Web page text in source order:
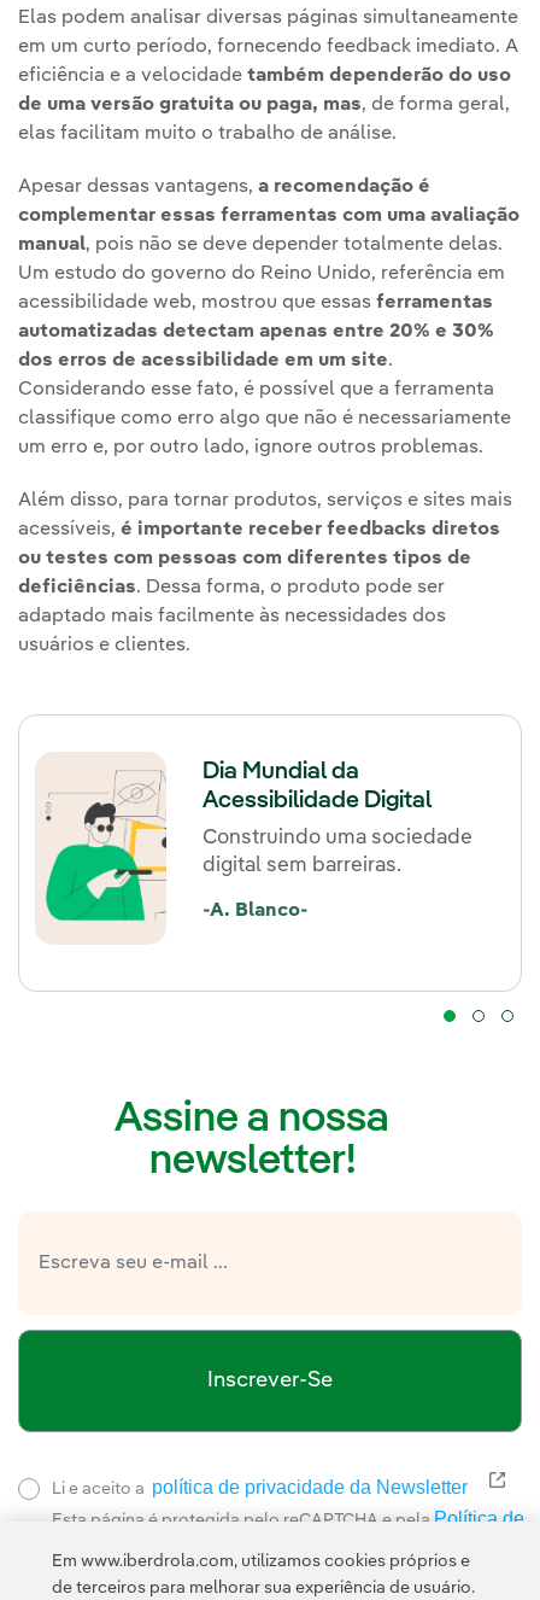
Elas podem analisar diversas páginas simultaneamente
em um curto período, fornecendo feedback imediato. A
eficiência e a velocidade também dependerão do uso
de uma versão gratuita ou paga, mas, de forma geral,
elas facilitam muito o trabalho de análise.
Apesar dessas vantagens, a recomendação é
complementar essas ferramentas com uma avaliação
manual, pois não se deve depender totalmente delas.
Um estudo do governo do Reino Unido, referência em
acessibilidade web, mostrou que essas ferramentas
automatizadas detectam apenas entre 20% e 30%
dos erros de acessibilidade em um site.
Considerando esse fato, é possível que a ferramenta
classifique como erro algo que não é necessariamente
um erro e, por outro lado, ignore outros problemas.
Além disso, para tornar produtos, serviços e sites mais
acessíveis, é importante receber feedbacks diretos
ou testes com pessoas com diferentes tipos de
deficiências. Dessa forma, o produto pode ser
adaptado mais facilmente às necessidades dos
usuários e clientes.
Dia Mundial da
Acessibilidade Digital
Construindo uma sociedade
digital sem barreiras.
-A. Blanco-
Assine a nossa
newsletter!
Inscrever-Se
Li e aceito a política de privacidade da Newsletter Link
Esta página é protegida pelo reCAPTCHA e pela Política de
Em www.iberdrola.com, utilizamos cookies próprios e
de terceiros para melhorar sua experiência de usuário.